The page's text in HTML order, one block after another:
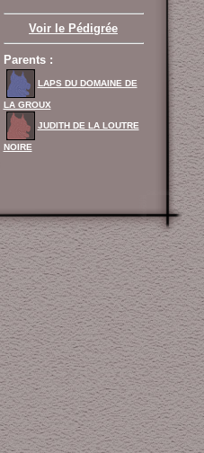
Voir le Pédigrée
Parents :
LAPS DU DOMAINE DE
LA GROUX
JUDITH DE LA LOUTRE
NOIRE